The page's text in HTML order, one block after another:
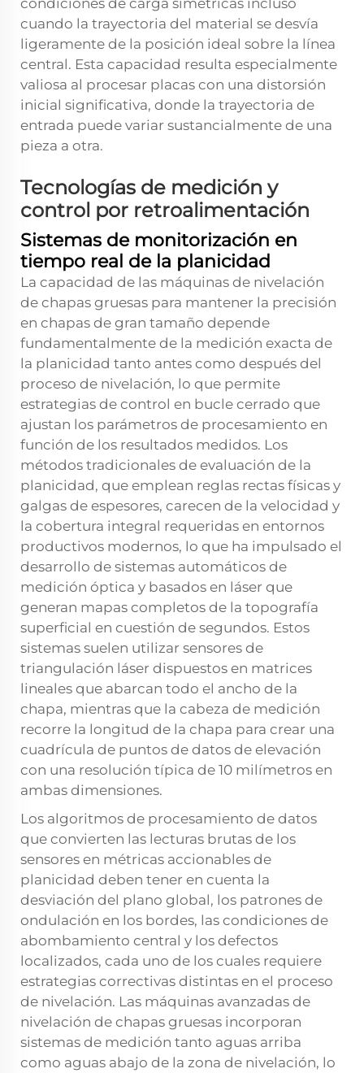
cuando la trayectoria del material se desvía
ligeramente de la posición ideal sobre la línea
central. Esta capacidad resulta especialmente
valiosa al procesar placas con una distorsión
inicial significativa, donde la trayectoria de
entrada puede variar sustancialmente de una
pieza a otra.
Tecnologías de medición y
control por retroalimentación
Sistemas de monitorización en
tiempo real de la planicidad
La capacidad de las máquinas de nivelación
de chapas gruesas para mantener la precisión
en chapas de gran tamaño depende
fundamentalmente de la medición exacta de
la planicidad tanto antes como después del
proceso de nivelación, lo que permite
estrategias de control en bucle cerrado que
ajustan los parámetros de procesamiento en
función de los resultados medidos. Los
métodos tradicionales de evaluación de la
planicidad, que emplean reglas rectas físicas y
galgas de espesores, carecen de la velocidad y
la cobertura integral requeridas en entornos
productivos modernos, lo que ha impulsado el
desarrollo de sistemas automáticos de
medición óptica y basados en láser que
generan mapas completos de la topografía
superficial en cuestión de segundos. Estos
sistemas suelen utilizar sensores de
triangulación láser dispuestos en matrices
lineales que abarcan todo el ancho de la
chapa, mientras que la cabeza de medición
recorre la longitud de la chapa para crear una
cuadrícula de puntos de datos de elevación
con una resolución típica de 10 milímetros en
ambas dimensiones.
Los algoritmos de procesamiento de datos
que convierten las lecturas brutas de los
sensores en métricas accionables de
planicidad deben tener en cuenta la
desviación del plano global, los patrones de
ondulación en los bordes, las condiciones de
abombamiento central y los defectos
localizados, cada uno de los cuales requiere
estrategias correctivas distintas en el proceso
de nivelación. Las máquinas avanzadas de
nivelación de chapas gruesas incorporan
sistemas de medición tanto aguas arriba
como aguas abajo de la zona de nivelación, lo